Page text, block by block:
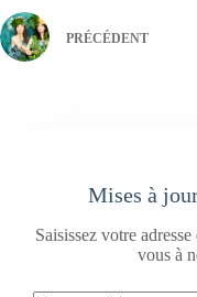
PRÉCÉDENT
Mises à
Saisissez votre
vous à